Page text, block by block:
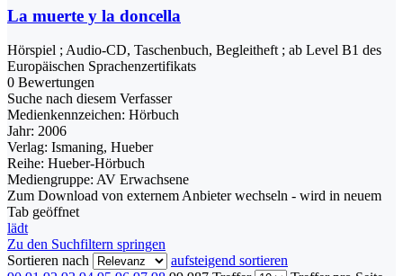
La muerte y la doncella
Hörspiel ; Audio-CD, Taschenbuch, Begleitheft ; ab Level B1 des
Europäischen Sprachenzertifikats
0 Bewertungen
Suche nach diesem Verfasser
Medienkennzeichen: Hörbuch
Jahr: 2006
Verlag: Ismaning, Hueber
Reihe: Hueber-Hörbuch
Mediengruppe: AV Erwachsene
Zum Download von externem Anbieter wechseln - wird in neuem
Tab geöffnet
lädt
Zu den Suchfiltern springen
Sortieren nach
aufsteigend sortieren